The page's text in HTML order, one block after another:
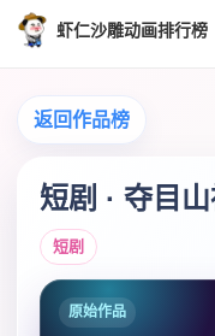
虾仁沙雕动画排行榜
返回作品榜
短剧 · 夺目
短剧
原始作品